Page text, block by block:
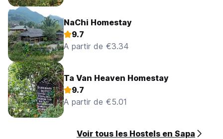
NaChi Homestay
9.7
A partir de €3.34
Ta Van Heaven Homestay
9.7
A partir de €5.01
Voir tous les Hostels en Sapa